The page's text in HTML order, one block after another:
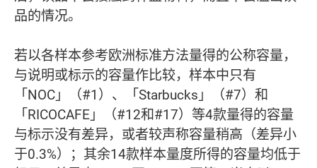
品的情况。
若以各样本参考欧洲标准方法量得的公称容量，
与说明或标示的容量作比较，样本中只有
「NOC」（#1）、「Starbucks」（#7）和
「RICOCAFE」（#12和#17）等4款量得的容量
与标示没有差异，或者较声称容量稍高（差异小
于0.3%）；其余14款样本量度所得的容量均低于